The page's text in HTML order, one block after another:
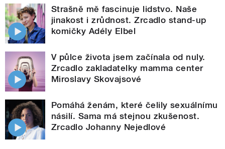
Strašně mě fascinuje lidstvo. Naše
jinakost i zrůdnost. Zrcadlo stand-up
komičky Adély Elbel
V půlce života jsem začínala od nuly.
Zrcadlo zakladatelky mamma center
Miroslavy Skovajsové
Pomáhá ženám, které čelily sexuálnímu
násilí. Sama má stejnou zkušenost.
Zrcadlo Johanny Nejedlové